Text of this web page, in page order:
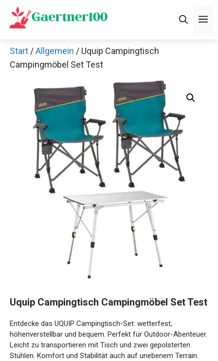
Zum
Inhalt
Start /Allgemein / Uquip Campingtisch
Campingmöbel Set Test
Uquip Campingtisch Campingmöbel Set Test
Entdecke das UQUIP Campingtisch-Set: wetterfest,
höhenverstellbar und bequem. Perfekt für Outdoor-Abenteuer.
Leicht zu transportieren mit Tisch und zwei gepolsterten
Stühlen. Komfort und Stabilität auch auf unebenem Terrain.